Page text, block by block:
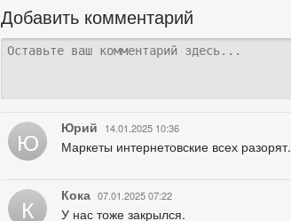
Добавить комментарий
Ю Юрий 14.01.2025 10:36
Маркеты интернетовские всех разорят.
К Кока 07.01.2025 07:22
У нас тоже закрылся.